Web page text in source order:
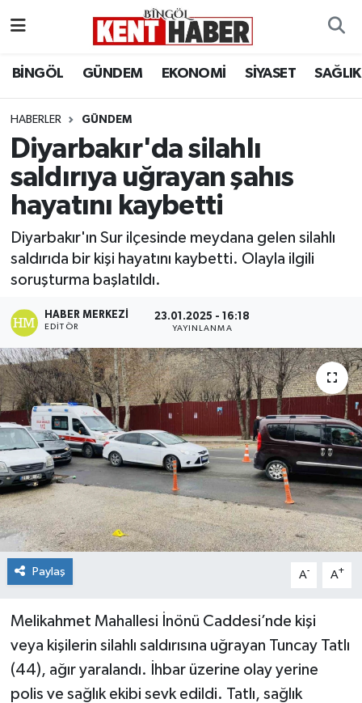
BİNGÖL GÜNDEM EKONOMİ SİYASET SAĞLIK
HABERLER GÜNDEM
Diyarbakır'da silahlı
saldırıya uğrayan şahıs
hayatını kaybetti
Diyarbakır'ın Sur ilçesinde meydana gelen silahlı
saldırıda bir kişi hayatını kaybetti. Olayla ilgili
soruşturma başlatıldı.
HABER MERKEZI
EDITÖR
23.01.2025 - 16:18
YAYINLANMA
Paylaş A- A+
Melikahmet Mahallesi İnönü Caddesi’nde kişi
veya kişilerin silahlı saldırısına uğrayan Tuncay Tatlı
(44), ağır yaralandı. İhbar üzerine olay yerine
polis ve sağlık ekibi sevk edildi. Tatlı, sağlık
BİLİM-TEKNOLOJİ
DÜNYA
EĞİTİM
GENÇ
GÜNDEM
KARLIOVA
KİĞI
MERKEZ
RESMİ İLANLAR
SAĞLIK
SİYASET
SPOR
YAYLADERE
Bingöl Hava Durumu
Bingöl Namaz Vakitleri
Bingöl Trafik Yoğunluk Haritası
Tüm Manşetler
Son Dakika Haberleri
Haber Arşivi